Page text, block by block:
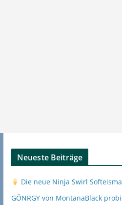
Neueste Beiträge
Die neue Ninja Swirl
GÖNRGY von MontanaBlack